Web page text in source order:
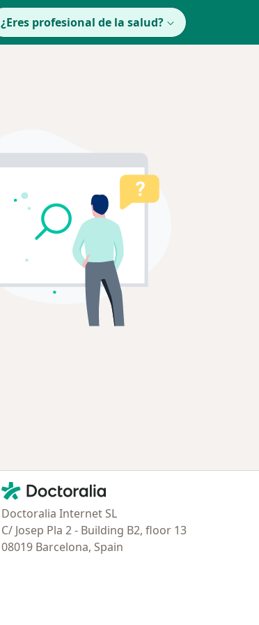
¿Eres profesional de la salud?
Contacto
Doctoralia - Página de inicio
Doctoralia Internet SL
C/ Josep Pla 2 - Building B2, floor 13
08019 Barcelona, Spain